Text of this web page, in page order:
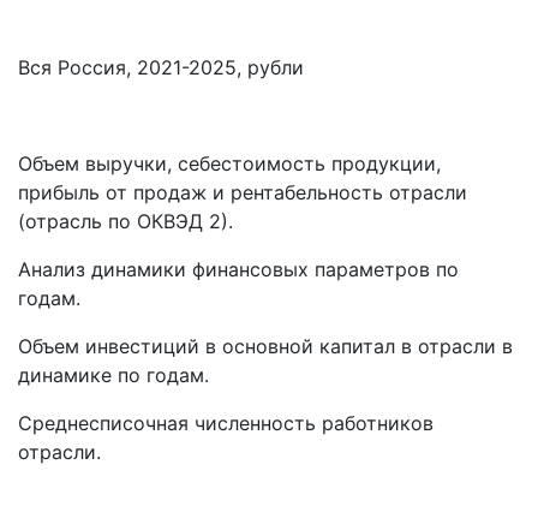
Вся Россия, 2021-2025, рубли
Объем выручки, себестоимость продукции,
прибыль от продаж и рентабельность отрасли
(отрасль по ОКВЭД 2).
Анализ динамики финансовых параметров по
годам.
Объем инвестиций в основной капитал в отрасли в
динамике по годам.
Среднесписочная численность работников
отрасли.